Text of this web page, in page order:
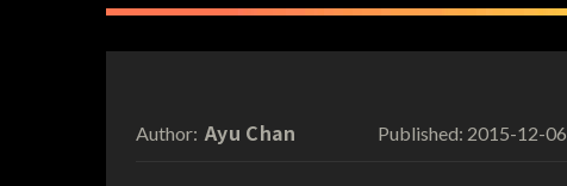
Author: Ayu Chan Published: 2015-12-06